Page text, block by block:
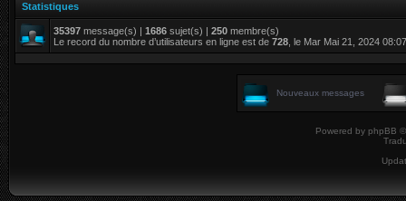
Statistiques
35397 message(s) | 1686 sujet(s) | 250 membre(s)
Le record du nombre d’utilisateurs en ligne est de 728 , le Mar Mai 21, 2024 08:07
Nouveaux messages
Powered by phpBB